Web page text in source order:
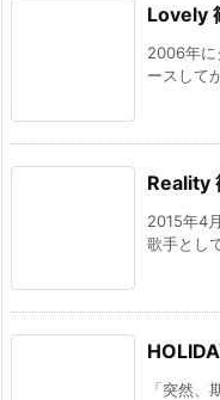
Lovely
2006年に
ースして
Reality
2015年4
歌手とし
「突然